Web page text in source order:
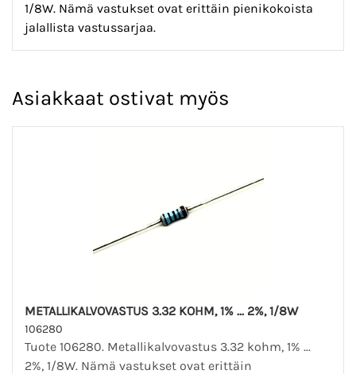
1/8W. Nämä vastukset ovat erittäin pienikokoista
jalallista vastussarjaa.
Asiakkaat ostivat myös
METALLIKALVOVASTUS 3.32 KOHM, 1% ... 2%, 1/8W
106280
Tuote 106280. Metallikalvovastus 3.32 kohm, 1% ...
2%, 1/8W. Nämä vastukset ovat erittäin